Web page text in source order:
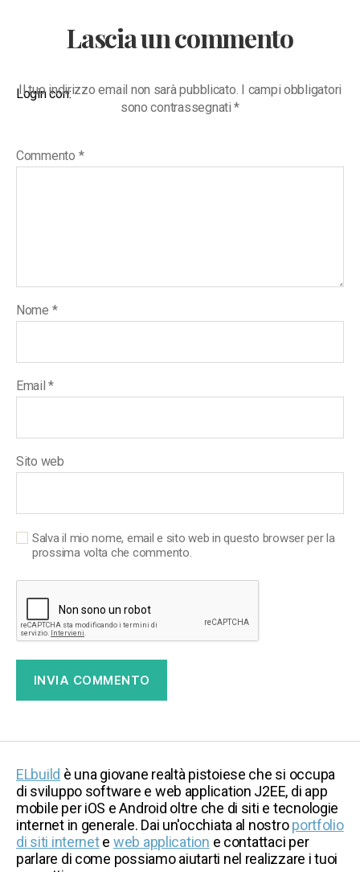
Lascia un commento
Login con:
Il tuo indirizzo email non sarà pubblicato. I campi obbligatori
sono contrassegnati*
Commento *
Nome *
Email*
Sito web
Salva il mio nome, email e sito web in questo browser per la
prossima volta che commento.
ELbuild è una giovane realtà pistoiese che si occupa
di sviluppo software e web application J2EE, di app
mobile per iOS e Android oltre che di siti e tecnologie
internet in generale. Dai un'occhiata al nostroportfolio
di siti internete web application e contattaci per
parlare di come possiamo aiutarti nel realizzare i tuoi